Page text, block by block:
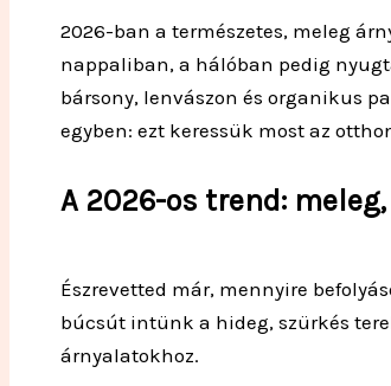
2026-ban a természetes, meleg
nappaliban, a hálóban pedig
bársony, lenvászon és organikus
egyben: ezt keressük most az
A 2026-os trend:
Észrevetted már, mennyire
búcsút intünk a hideg, szürkés
árnyalatokhoz.